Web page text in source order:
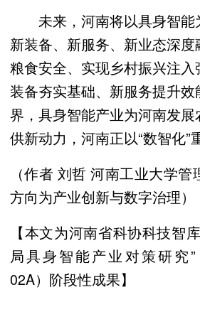
未来，河南将以具身智能
新装备、新服务、新业态深
粮食安全、实现乡村振兴注
装备夯实基础、新服务提升效
界，具身智能产业为河南发
供新动力，河南正以“数智化”
（作者 刘哲 河南工业大学
方向为产业创新与数字治理）
【本文为河南省科协科技智
局具身智能产业对策研究”
02A）阶段性成果】